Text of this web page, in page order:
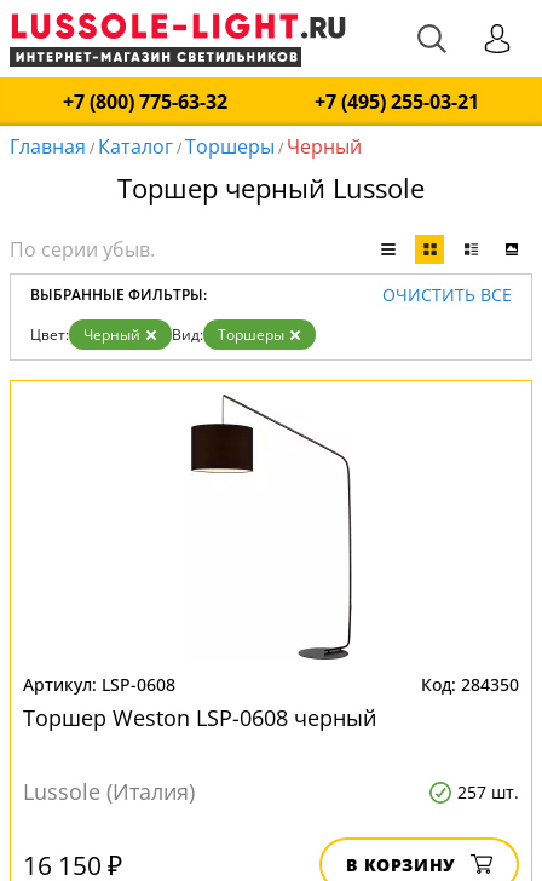
+7 (800) 775-63-32
+7 (495) 255-03-21
Главная / Каталог/Торшеры / Черный
Торшер черный Lussole
ВЫБРАННЫЕ ФИЛЬТРЫ: ОЧИСТИТЬ ВСЕ
Цвет: Черный Вид: Торшеры
LSP-0608 284350
Торшер Weston LSP-0608 черный
Lussole (Италия) 257 шт.
16 150 ₽ В КОРЗИНУ